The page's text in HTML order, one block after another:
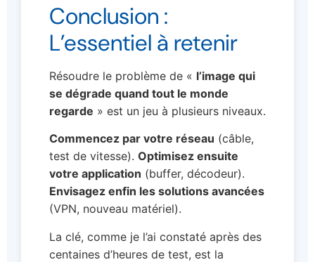
Conclusion :
L’essentiel à retenir
Résoudre le problème de « l’image qui
se dégrade quand tout le monde
regarde » est un jeu à plusieurs niveaux.
Commencez par votre réseau (câble,
test de vitesse). Optimisez ensuite
votre application (buffer, décodeur).
Envisagez enfin les solutions avancées
(VPN, nouveau matériel).
La clé, comme je l’ai constaté après des
centaines d’heures de test, est la